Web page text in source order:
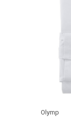
Olymp